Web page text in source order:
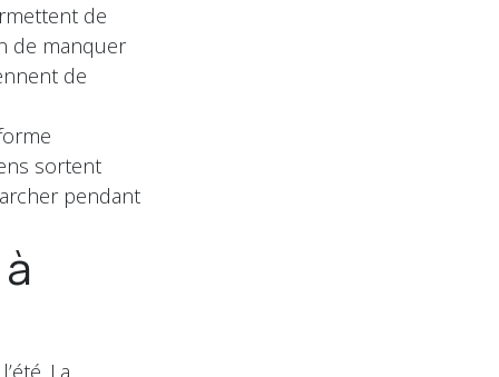
de
de manquer
de
sortent
pendant
La